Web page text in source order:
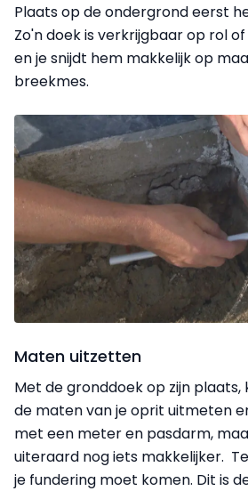
Plaats op de ondergrond eerst
Zo'n doek is verkrijgbaar op rol
en je snijdt hem makkelijk op
breekmes.
Maten uitzetten
Met de gronddoek op zijn plaats,
de maten van je oprit uitmeten
met een meter en pasdarm,
uiteraard nog iets makkelijker.
je fundering moet komen. Dit is